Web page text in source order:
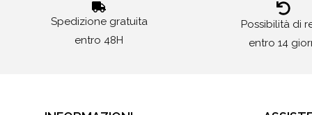
Spedizione gratuita
entro 48H
Possibilità di
entro 14